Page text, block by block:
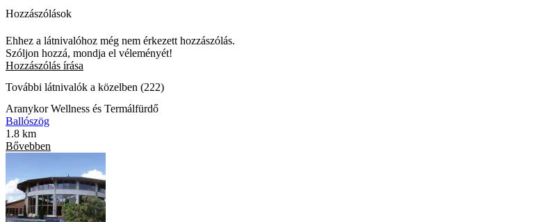
Hozzászólások
Ehhez a látnivalóhoz még nem érkezett hozzászólás.
Szóljon hozzá, mondja el véleményét!
Hozzászólás írása
További látnivalók a közelben (222)
Aranykor Wellness és Termálfürdő
Ballószög
1.8 km
Bővebben